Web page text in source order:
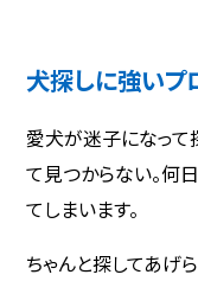
犬探しに強いプ
愛犬が迷子になって
て見つからない。何
てしまいます。
ちゃんと探してあげ